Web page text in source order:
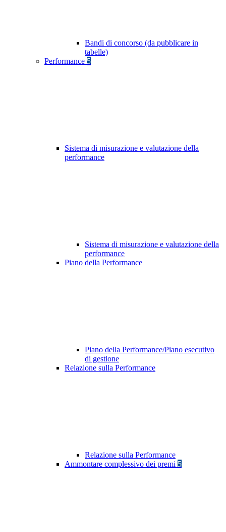
Bandi di concorso (da pubblicare in
tabelle)
Performance 5
Sistema di misurazione e valutazione della
performance
Sistema di misurazione e valutazione della
performance
Piano della Performance
Piano della Performance/Piano esecutivo
di gestione
Relazione sulla Performance
Relazione sulla Performance
Ammontare complessivo dei premi 5